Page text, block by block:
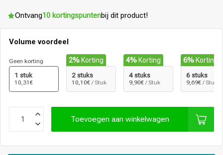
Ontvang10 kortingspuntenbij dit product!
Volume voordeel
Geen korting
1 stuk
10,31€
2% Korting
2 stuks
10,10€ / Stuk
4% Korting
4 stuks
9,90€ / Stuk
6% Korting
6 stuks
9,69€ / Stuk
Toevoegen aan winkelwagen